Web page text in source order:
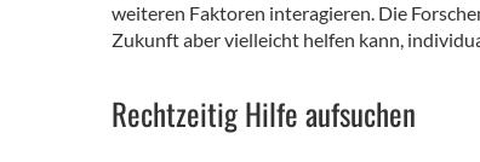
weiteren Faktoren interagieren. Die
Zukunft aber vielleicht helfen kann,
Rechtzeitig Hilfe aufsuchen